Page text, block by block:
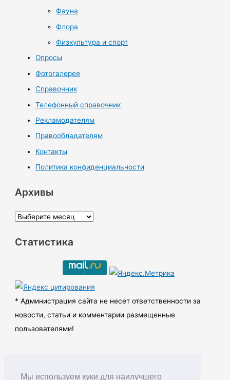
Мы используем куки для наилучшего
Фауна
Флора
Физкультура и спорт
Опросы
Фотогалерея
Справочник
Телефонный справочник
Рекламодателям
Правообладателям
Контакты
Политика конфиденциальности
Архивы
А
х
ы
Статистика
* Администрация сайта не несет ответственности за
новости, статьи и комментарии размещенные
пользователями!